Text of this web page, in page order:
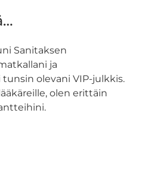
Sanitaksen
ja
olevani VIP-julkkis.
olen erittäin